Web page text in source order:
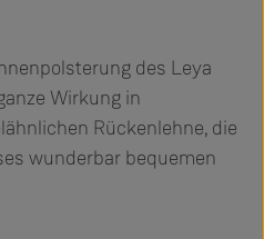
des Leya
Wirkung in
Rückenlehne, die
wunderbar bequemen